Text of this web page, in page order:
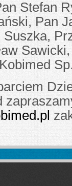
Stefan
Pan